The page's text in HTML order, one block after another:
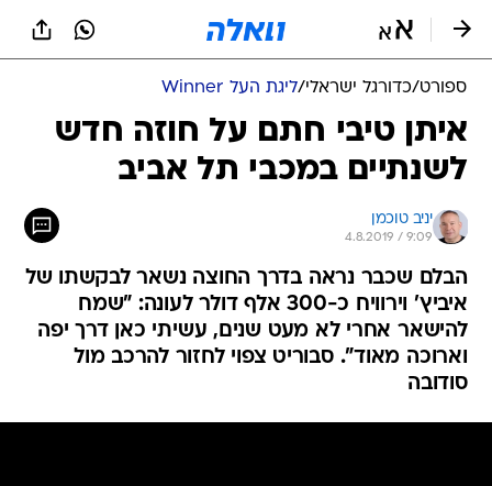
ספורט/כדורגל ישראלי/ליגת העל Winner
איתן טיבי חתם על חוזה חדש
לשנתיים במכבי תל אביב
יניב טוכמן
4.8.2019 / 9:09
הבלם שכבר נראה בדרך החוצה נשאר לבקשתו של
איביץ' וירוויח כ-300 אלף דולר לעונה: "שמח
להישאר אחרי לא מעט שנים, עשיתי כאן דרך יפה
וארוכה מאוד". סבוריט צפוי לחזור להרכב מול
סודובה